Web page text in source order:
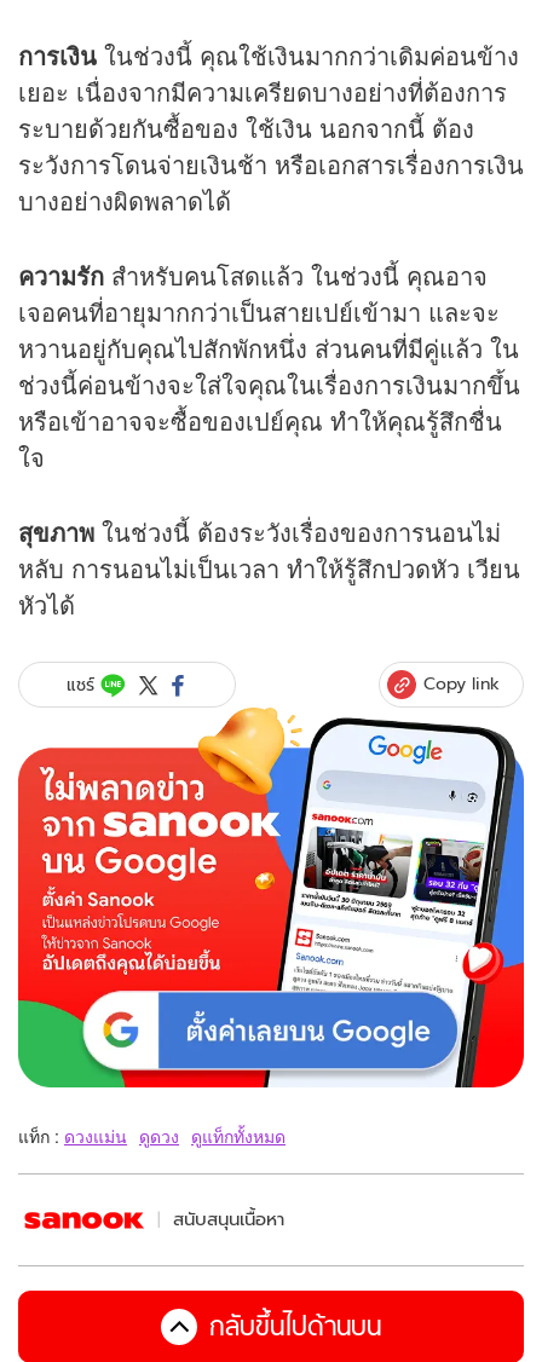
การเงิน ในช่วงนี้ คุณใช้เงินมากกว่าเดิมค่อนข้าง
เยอะ เนื่องจากมีความเครียดบางอย่างที่ต้องการ
ระบายด้วยกันซื้อของ ใช้เงิน นอกจากนี้ ต้อง
ระวังการโดนจ่ายเงินช้า หรือเอกสารเรื่องการเงิน
บางอย่างผิดพลาดได้
ความรัก สำหรับคนโสดแล้ว ในช่วงนี้ คุณอาจ
เจอคนที่อายุมากกว่าเป็นสายเปย์เข้ามา และจะ
หวานอยู่กับคุณไปสักพักหนึ่ง ส่วนคนที่มีคู่แล้ว ใน
ช่วงนี้ค่อนข้างจะใส่ใจคุณในเรื่องการเงินมากขึ้น
หรือเข้าอาจจะซื้อของเปย์คุณ ทำให้คุณรู้สึกชื่น
ใจ
สุขภาพ ในช่วงนี้ ต้องระวังเรื่องของการนอนไม่
หลับ การนอนไม่เป็นเวลา ทำให้รู้สึกปวดหัว เวียน
หัวได้
แชร์ Copy link
แท็ก : ดวงแม่น ดูดวง ดูแท็กทั้งหมด
สนับสนุนเนื้อหา
กลับขึ้นไปด้านบน